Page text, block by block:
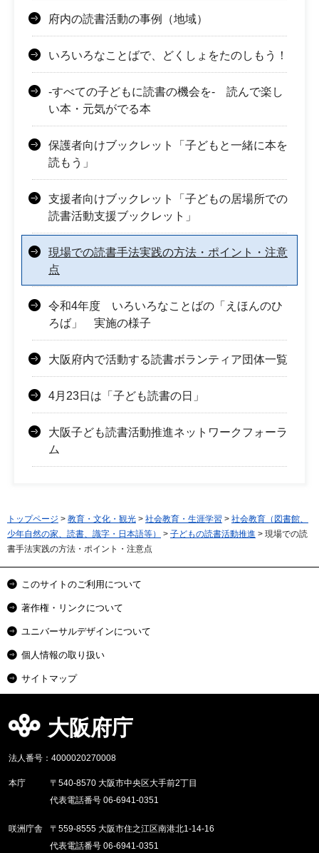
府内の読書活動の事例（地域）
いろいろなことばで、どくしょをたのしもう！
-すべての子どもに読書の機会を- 読んで楽し
い本・元気がでる本
保護者向けブックレット「子どもと一緒に本を
読もう」
支援者向けブックレット「子どもの居場所での
読書活動支援ブックレット」
現場での読書手法実践の方法・ポイント・注意
点
令和4年度 いろいろなことばの「えほんのひ
ろば」 実施の様子
大阪府内で活動する読書ボランティア団体一覧
4月23日は「子ども読書の日」
大阪子ども読書活動推進ネットワークフォーラ
ム
トップページ > 教育・文化・観光 > 社会教育・生涯学習 > 社会教育（図書館、
少年自然の家、読書、識字・日本語等）
> 子どもの読書活動推進 > 現場での読
書手法実践の方法・ポイント・注意点
このサイトのご利用について
著作権・リンクについて
ユニバーサルデザインについて
個人情報の取り扱い
サイトマップ
大阪府庁
法人番号：4000020270008
本庁
〒540-8570 大阪市中央区大手前2丁目
代表電話番号 06-6941-0351
咲洲庁舎
〒559-8555 大阪市住之江区南港北1-14-16
代表電話番号 06-6941-0351